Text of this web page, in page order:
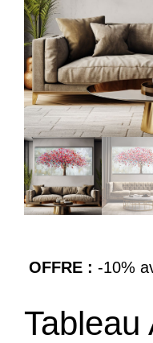
OFFRE : -10%
Tableau